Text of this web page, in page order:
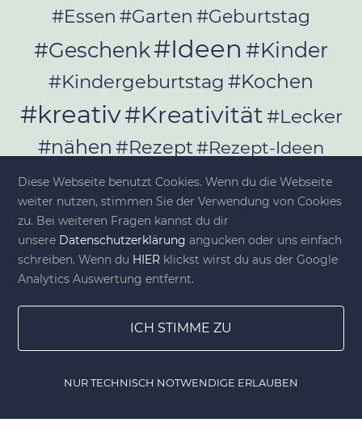
#Essen #Garten #Geburtstag
#Geschenk#Ideen #Kinder
#Kindergeburtstag #Kochen
#kreativ#Kreativität#Lecker
#nähen #Rezept#Rezept-Ideen
#Rezepte#selber_bauen
#selber_machen
#Selbermachen#selber_nähen
#Selfmade#Sommer
#Upcycling#Werkeln
© diy-family.com - Deine DIY-Welt
Diese Webseite benutzt Cookies. Wenn du die Webseite
weiter nutzen, stimmen Sie der Verwendung von Cookies
zu. Bei weiteren Fragen kannst du dir
unsere Datenschutzerklärung angucken oder uns einfach
schreiben. Wenn du HIER klickst wirst du aus der Google
Analytics Auswertung entfernt.
ICH STIMME ZU
NUR TECHNISCH NOTWENDIGE ERLAUBEN